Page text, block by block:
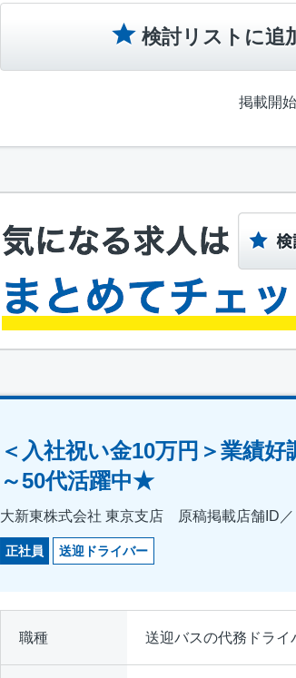
検討リストに追
掲載開
＜入社祝い金10万円＞業績
～50代活躍中★
大新東株式会社 東京支店 原稿掲載店舗ID／
正社員 送迎ドライバー
職種 送迎バスの代務ドライ